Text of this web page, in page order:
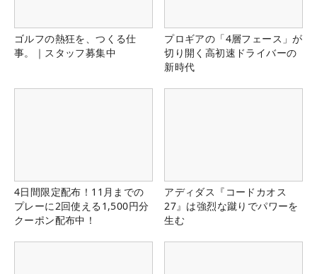
ゴルフの熱狂を、つくる仕
事。｜スタッフ募集中
プロギアの「4層フェース」が
切り開く高初速ドライバーの
新時代
4日間限定配布！11月までの
プレーに2回使える1,500円分
クーポン配布中！
アディダス『コードカオス
27』は強烈な蹴りでパワーを
生む